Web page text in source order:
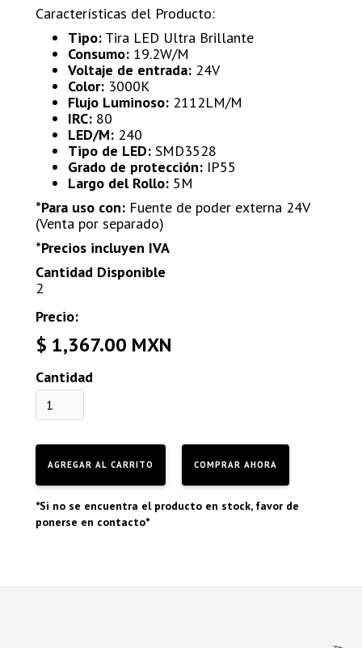
Características del Producto:
Tipo: Tira LED Ultra Brillante
Consumo: 19.2W/M
Voltaje de entrada: 24V
Color: 3000K
Flujo Luminoso: 2112LM/M
IRC: 80
LED/M: 240
Tipo de LED: SMD3528
Grado de protección: IP55
Largo del Rollo: 5M
*Para uso con: Fuente de poder externa 24V
(Venta por separado)
*Precios incluyen IVA
Cantidad Disponible
2
Precio:
$ 1,367.00 MXN
Cantidad
COMPRAR AHORA
*Si no se encuentra el producto en stock, favor de
ponerse en contacto*